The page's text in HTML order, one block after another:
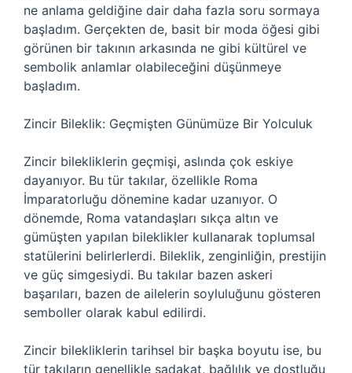
ne anlama geldiğine dair daha fazla soru sormaya
başladım. Gerçekten de, basit bir moda öğesi gibi
görünen bir takının arkasında ne gibi kültürel ve
sembolik anlamlar olabileceğini düşünmeye
başladım.
Zincir Bileklik: Geçmişten Günümüze Bir Yolculuk
Zincir bilekliklerin geçmişi, aslında çok eskiye
dayanıyor. Bu tür takılar, özellikle Roma
İmparatorluğu dönemine kadar uzanıyor. O
dönemde, Roma vatandaşları sıkça altın ve
gümüşten yapılan bileklikler kullanarak toplumsal
statülerini belirlerlerdi. Bileklik, zenginliğin, prestijin
ve güç simgesiydi. Bu takılar bazen askeri
başarıları, bazen de ailelerin soyluluğunu gösteren
semboller olarak kabul edilirdi.
Zincir bilekliklerin tarihsel bir başka boyutu ise, bu
tür takıların genellikle sadakat, bağlılık ve dostluğu